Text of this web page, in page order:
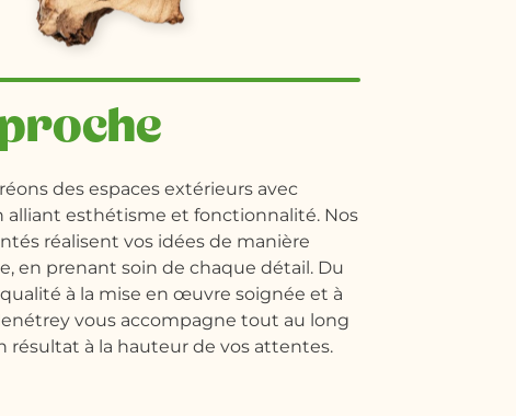
des espaces extérieurs avec
alliant esthétisme et fonctionnalité. Nos
réalisent vos idées de manière
en prenant soin de chaque détail. Du
à la mise en œuvre soignée et à
vous accompagne tout au long
résultat à la hauteur de vos attentes.